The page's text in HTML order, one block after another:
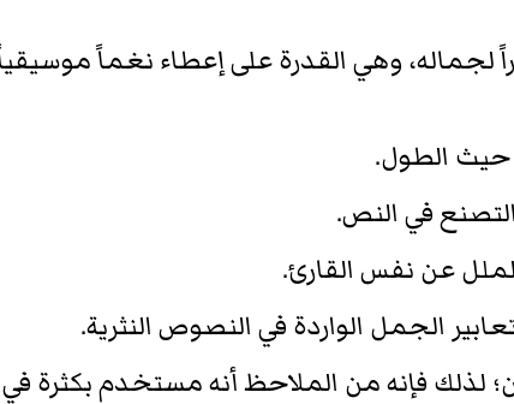
وهي القدرة على إعطاء نغماً
حيث الطول.
في النص.
عن نفس القارئ.
الجمل الواردة في النصوص النثرية.
لذلك فإنه من الملاحظ أنه مستخدم بكثرة في